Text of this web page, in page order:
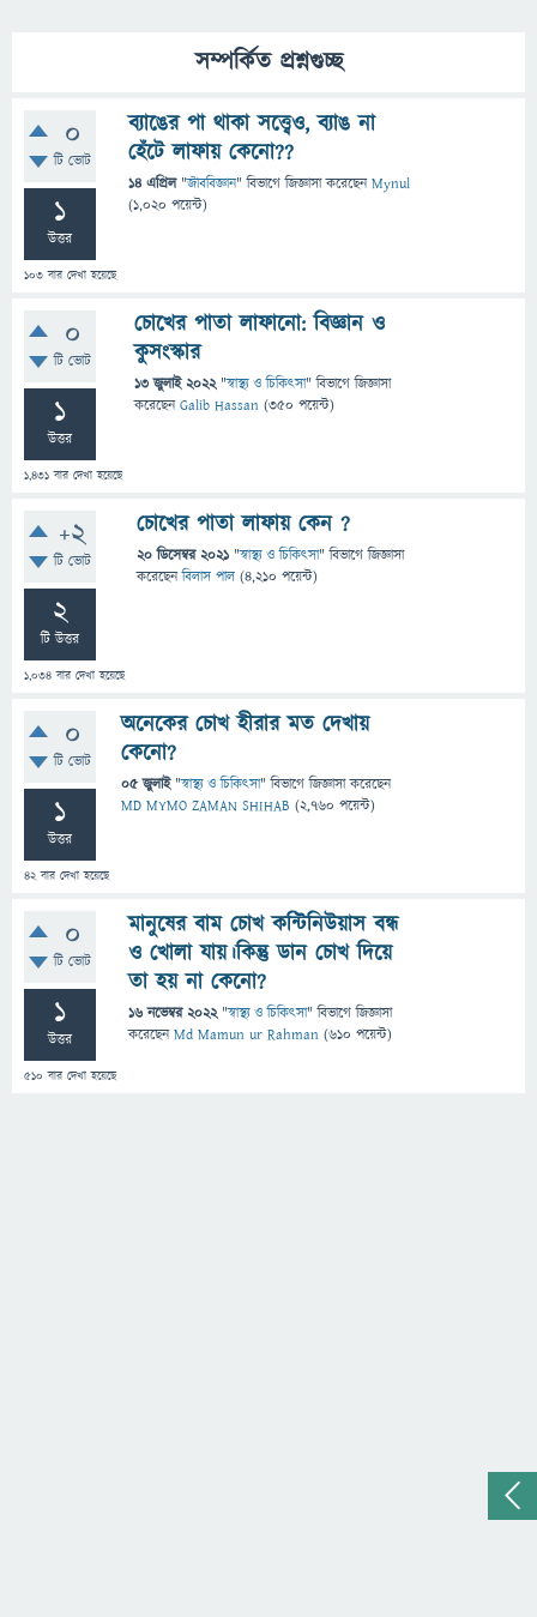
সম্পর্কিত প্রশ্নগুচ্ছ
0
টি ভোট
1
উত্তর
103 বার দেখা হয়েছে
ব্যাঙের পা থাকা সত্ত্বেও, ব্যাঙ না
হেঁটে লাফায় কেনো??
14 এপ্রিল "জীববিজ্ঞান" বিভাগে জিজ্ঞাসাকরেছেনMynul
(1,020 পয়েন্ট)
0
টি ভোট
1
উত্তর
1,431 বার দেখা হয়েছে
চোখের পাতা লাফানো: বিজ্ঞান ও
কুসংস্কার
13 জুলাই 2022 "স্বাস্থ্য ও চিকিৎসা" বিভাগে জিজ্ঞাসা
করেছেনGalib Hassan (350 পয়েন্ট)
+2
টি ভোট
2
টি উত্তর
1,034 বার দেখা হয়েছে
চোখের পাতা লাফায় কেন ?
20 ডিসেম্বর 2021 "স্বাস্থ্য ও চিকিৎসা" বিভাগে জিজ্ঞাসা
করেছেনবিলাস পাল (4,210 পয়েন্ট)
0
টি ভোট
1
উত্তর
42বার দেখা হয়েছে
অনেকের চোখ হীরার মত দেখায়
কেনো?
05 জুলাই "স্বাস্থ্য ও চিকিৎসা" বিভাগে জিজ্ঞাসাকরেছেন
MD MYMO ZAMAN SHIHAB (2,760 পয়েন্ট)
0
টি ভোট
1
উত্তর
510 বার দেখা হয়েছে
মানুষের বাম চোখ কন্টিনিউয়াস বন্ধ
ও খোলা যায়।কিন্তু ডান চোখ দিয়ে
তা হয় না কেনো?
16 নভেম্বর 2022 "স্বাস্থ্য ও চিকিৎসা" বিভাগে জিজ্ঞাসা
করেছেনMd Mamun ur Rahman (610 পয়েন্ট)